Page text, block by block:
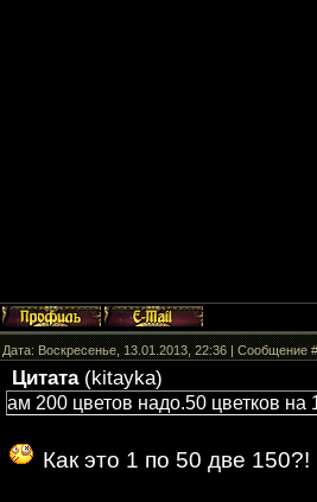
Дата: Воскресенье, 13.01.2013, 22:36 | Сообщение
Цитата(kitayka)
ам 200 цветов надо.50 цветков на
Как это 1 по 50 две